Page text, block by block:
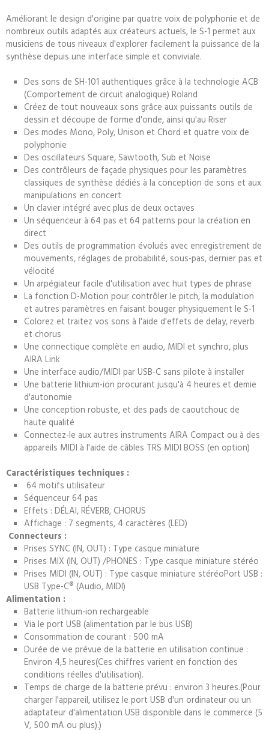
Améliorant le design d'origine par quatre voix de polyphonie et de
nombreux outils adaptés aux créateurs actuels, le S-1 permet aux
musiciens de tous niveaux d'explorer facilement la puissance de la
synthèse depuis une interface simple et conviviale.
Des sons de SH-101 authentiques grâce à la technologie ACB
(Comportement de circuit analogique) Roland
Créez de tout nouveaux sons grâce aux puissants outils de
dessin et découpe de forme d'onde, ainsi qu'au Riser
Des modes Mono, Poly, Unison et Chord et quatre voix de
polyphonie
Des oscillateurs Square, Sawtooth, Sub et Noise
Des contrôleurs de façade physiques pour les paramètres
classiques de synthèse dédiés à la conception de sons et aux
manipulations en concert
Un clavier intégré avec plus de deux octaves
Un séquenceur à 64 pas et 64 patterns pour la création en
direct
Des outils de programmation évolués avec enregistrement de
mouvements, réglages de probabilité, sous-pas, dernier pas et
vélocité
Un arpégiateur facile d'utilisation avec huit types de phrase
La fonction D-Motion pour contrôler le pitch, la modulation
et autres paramètres en faisant bouger physiquement le S-1
Colorez et traitez vos sons à l'aide d'effets de delay, reverb
et chorus
Une connectique complète en audio, MIDI et synchro, plus
AIRA Link
Une interface audio/MIDI par USB-C sans pilote à installer
Une batterie lithium-ion procurant jusqu'à 4 heures et demie
d'autonomie
Une conception robuste, et des pads de caoutchouc de
haute qualité
Connectez-le aux autres instruments AIRA Compact ou à des
appareils MIDI à l'aide de câbles TRS MIDI BOSS (en option)
Caractéristiques techniques :
64 motifs utilisateur
Séquenceur 64 pas
Effets : DÉLAI, RÉVERB, CHORUS
Affichage : 7 segments, 4 caractères (LED)
Connecteurs :
Prises SYNC (IN, OUT) : Type casque miniature
Prises MIX (IN, OUT) /PHONES : Type casque miniature stéréo
Prises MIDI (IN, OUT) : Type casque miniature stéréoPort USB :
USB Type-C® (Audio, MIDI)
Alimentation :
Batterie lithium-ion rechargeable
Via le port USB (alimentation par le bus USB)
Consommation de courant : 500 mA
Durée de vie prévue de la batterie en utilisation continue :
Environ 4,5 heures(Ces chiffres varient en fonction des
conditions réelles d'utilisation).
Temps de charge de la batterie prévu : environ 3 heures.(Pour
charger l'appareil, utilisez le port USB d'un ordinateur ou un
adaptateur d'alimentation USB disponible dans le commerce (5
V, 500 mA ou plus).)